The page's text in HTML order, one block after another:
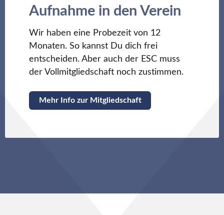
Aufnahme in den Verein
Wir haben eine Probezeit von 12
Monaten. So kannst Du dich frei
entscheiden. Aber auch der ESC muss
der Vollmitgliedschaft noch zustimmen.
Mehr Info zur Mitgliedschaft